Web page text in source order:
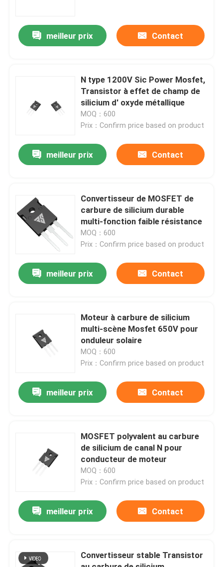
À la maison
À propos de nous
Contrôle de la qualité
Nouvelles
Demandez un devis
MOSFET en carbure de silicium
meilleur prix Contact
N type 1200V Sic Power Mosfet,
Transistor à effet de champ de
silicium d' oxyde métallique
MOQ：600
Prix：Confirm price based on product
meilleur prix Contact
Convertisseur de MOSFET de
carbure de silicium durable
multi-fonction faible résistance
MOQ：600
Prix：Confirm price based on product
meilleur prix Contact
Moteur à carbure de silicium
multi-scène Mosfet 650V pour
onduleur solaire
MOQ：600
Prix：Confirm price based on product
meilleur prix Contact
MOSFET polyvalent au carbure
de silicium de canal N pour
conducteur de moteur
MOQ：600
Prix：Confirm price based on product
meilleur prix Contact
Convertisseur stable Transistor